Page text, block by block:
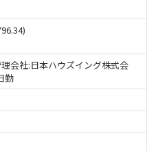
会社:日本ハウズイング株式会
勤